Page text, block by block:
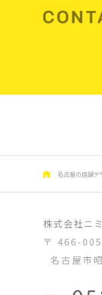
名古屋の店舗デ
株式会社ニ
〒 466-
名古屋市